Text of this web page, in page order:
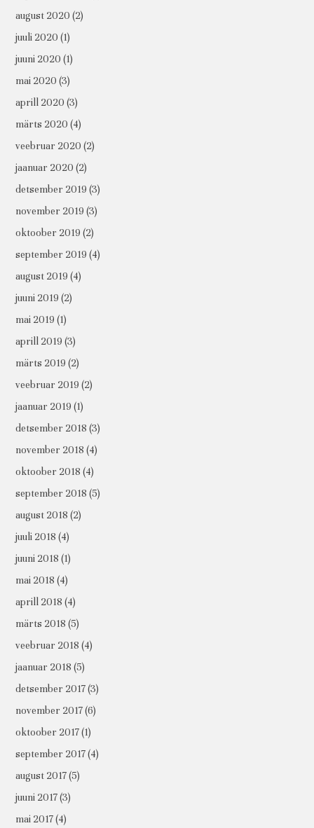
august 2020 (2)
juuli 2020 (1)
juuni 2020 (1)
mai 2020 (3)
aprill 2020 (3)
märts 2020 (4)
veebruar 2020 (2)
jaanuar 2020 (2)
detsember 2019 (3)
november 2019 (3)
oktoober 2019 (2)
september 2019 (4)
august 2019 (4)
juuni 2019 (2)
mai 2019 (1)
aprill 2019 (3)
märts 2019 (2)
veebruar 2019 (2)
jaanuar 2019 (1)
detsember 2018 (3)
november 2018 (4)
oktoober 2018 (4)
september 2018 (5)
august 2018 (2)
juuli 2018 (4)
juuni 2018 (1)
mai 2018 (4)
aprill 2018 (4)
märts 2018 (5)
veebruar 2018 (4)
jaanuar 2018 (5)
detsember 2017(3)
november 2017(6)
oktoober 2017(1)
september 2017(4)
august 2017(5)
juuni 2017(3)
mai 2017(4)